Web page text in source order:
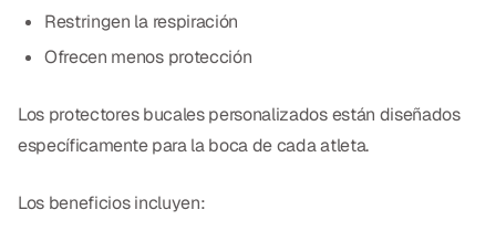
Restringen la respiración
Ofrecen menos protección
Los protectores bucales personalizados están diseñados
específicamente para la boca de cada atleta.
Los beneficios incluyen: